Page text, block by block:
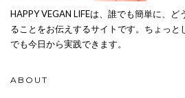
HAPPY VEGAN LIFEは、誰でも簡単に、ど
ることをお伝えするサイトです。ちょっと
でも今日から実践できます。
ABOUT